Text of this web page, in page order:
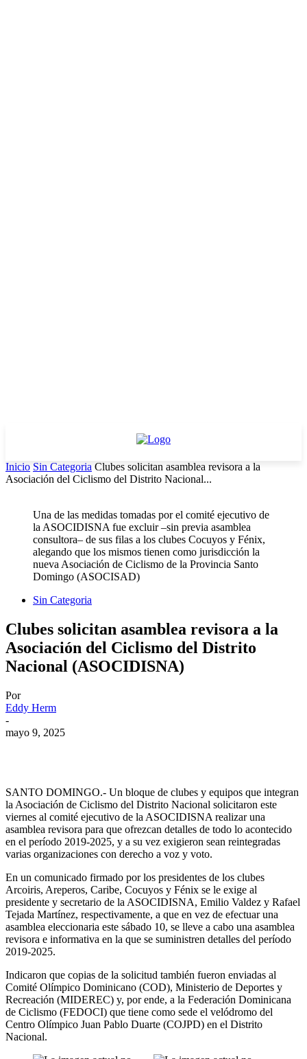
Inicio Sin Categoria Clubes solicitan asamblea revisora a la
Asociación del Ciclismo del Distrito Nacional...
Una de las medidas tomadas por el comité ejecutivo de
la ASOCIDISNA fue excluir –sin previa asamblea
consultora– de sus filas a los clubes Cocuyos y Fénix,
alegando que los mismos tienen como jurisdicción la
nueva Asociación de Ciclismo de la Provincia Santo
Domingo (ASOCISAD)
Sin Categoria
Clubes solicitan asamblea revisora a la
Asociación del Ciclismo del Distrito
Nacional (ASOCIDISNA)
Por
Eddy Herm
-
mayo 9, 2025
SANTO DOMINGO.- Un bloque de clubes y equipos que integran
la Asociación de Ciclismo del Distrito Nacional solicitaron este
viernes al comité ejecutivo de la ASOCIDISNA realizar una
asamblea revisora para que ofrezcan detalles de todo lo acontecido
en el período 2019-2025, y a su vez exigieron sean reintegradas
varias organizaciones con derecho a voz y voto.
En un comunicado firmado por los presidentes de los clubes
Arcoiris, Areperos, Caribe, Cocuyos y Fénix se le exige al
presidente y secretario de la ASOCIDISNA, Emilio Valdez y Rafael
Tejada Martínez, respectivamente, a que en vez de efectuar una
asamblea eleccionaria este sábado 10, se lleve a cabo una asamblea
revisora e informativa en la que se suministren detalles del período
2019-2025.
Indicaron que copias de la solicitud también fueron enviadas al
Comité Olímpico Dominicano (COD), Ministerio de Deportes y
Recreación (MIDEREC) y, por ende, a la Federación Dominicana
de Ciclismo (FEDOCI) que tiene como sede el velódromo del
Centro Olímpico Juan Pablo Duarte (COJPD) en el Distrito
Nacional.